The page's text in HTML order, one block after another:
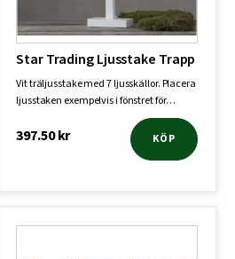
Star Trading Ljusstake Trapp
Vit träljusstake med 7 ljusskällor. Placera
ljusstaken exempelvis i fönstret för…
397.50kr KÖP